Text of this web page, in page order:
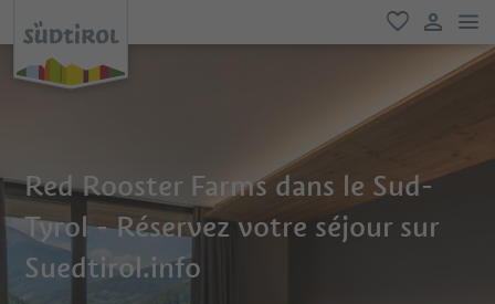
favori
lien
Red Rooster Farms dans le Sud-
Tyrol - Réservez votre séjour sur
Suedtirol.info